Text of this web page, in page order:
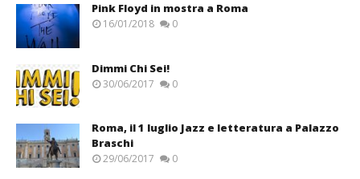
Pink Floyd in mostra a Roma
16/01/2018 0
Dimmi Chi Sei!
30/06/2017 0
Roma, il 1 luglio Jazz e letteratura a Palazzo
Braschi
29/06/2017 0